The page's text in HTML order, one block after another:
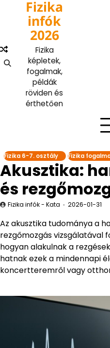
content
Fizika
infók
2026
Fizika
képletek,
fogalmak,
példák
röviden és
érthetően
Fizika 6-7. osztály Fizika
Akusztika:
és
Fizika infók - Kata 2026-01-31
Az akusztika tudománya a
rezgőmozgás vizsgálatával
hogyan alakulnak a
hatnak ezek a mindennapi
koncertteremről vagy